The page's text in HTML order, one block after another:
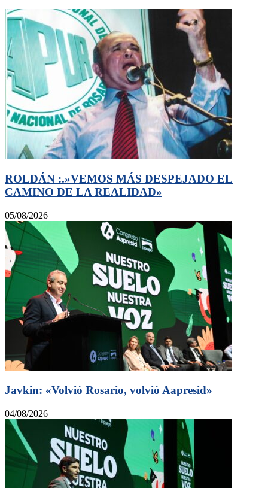
ROLDÁN :.»VEMOS MÁS DESPEJADO EL
CAMINO DE LA REALIDAD»
05/08/2026
Javkin: «Volvió Rosario, volvió Aapresid»
04/08/2026